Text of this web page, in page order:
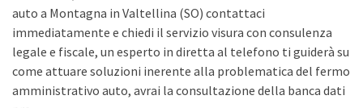
auto a Montagna in Valtellina (SO) contattaci
immediatamente e chiedi il servizio visura con consulenza
legale e fiscale, un esperto in diretta al telefono ti guiderà su
come attuare soluzioni inerente alla problematica del fermo
amministrativo auto, avrai la consultazione della banca dati